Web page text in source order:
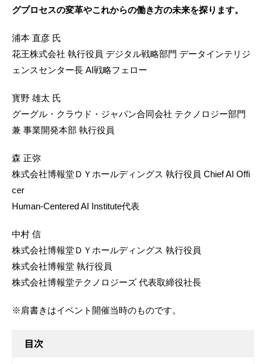
グプロセスの変革やこれからの働き方の未来を探ります。
浦本 直彦 氏
花王株式会社 執行役員 デジタル戦略部門 データインテリジ
ェンスセンター長 AI戦略フェロー
寳野 雄太 氏
グーグル・クラウド・ジャパン合同会社 テクノロジー部門
兼 事業開発本部 執行役員
森 正弥
株式会社博報堂ＤＹホールディングス 執行役員 Chief AI Offi
cer
Human-Centered AI Institute代表
中村 信
株式会社博報堂ＤＹホールディングス 執行役員
株式会社博報堂 執行役員
株式会社博報堂テクノロジーズ 代表取締役社長
※肩書きはイベント開催当時のものです。
目次